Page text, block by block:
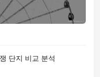
단지 비교 분석